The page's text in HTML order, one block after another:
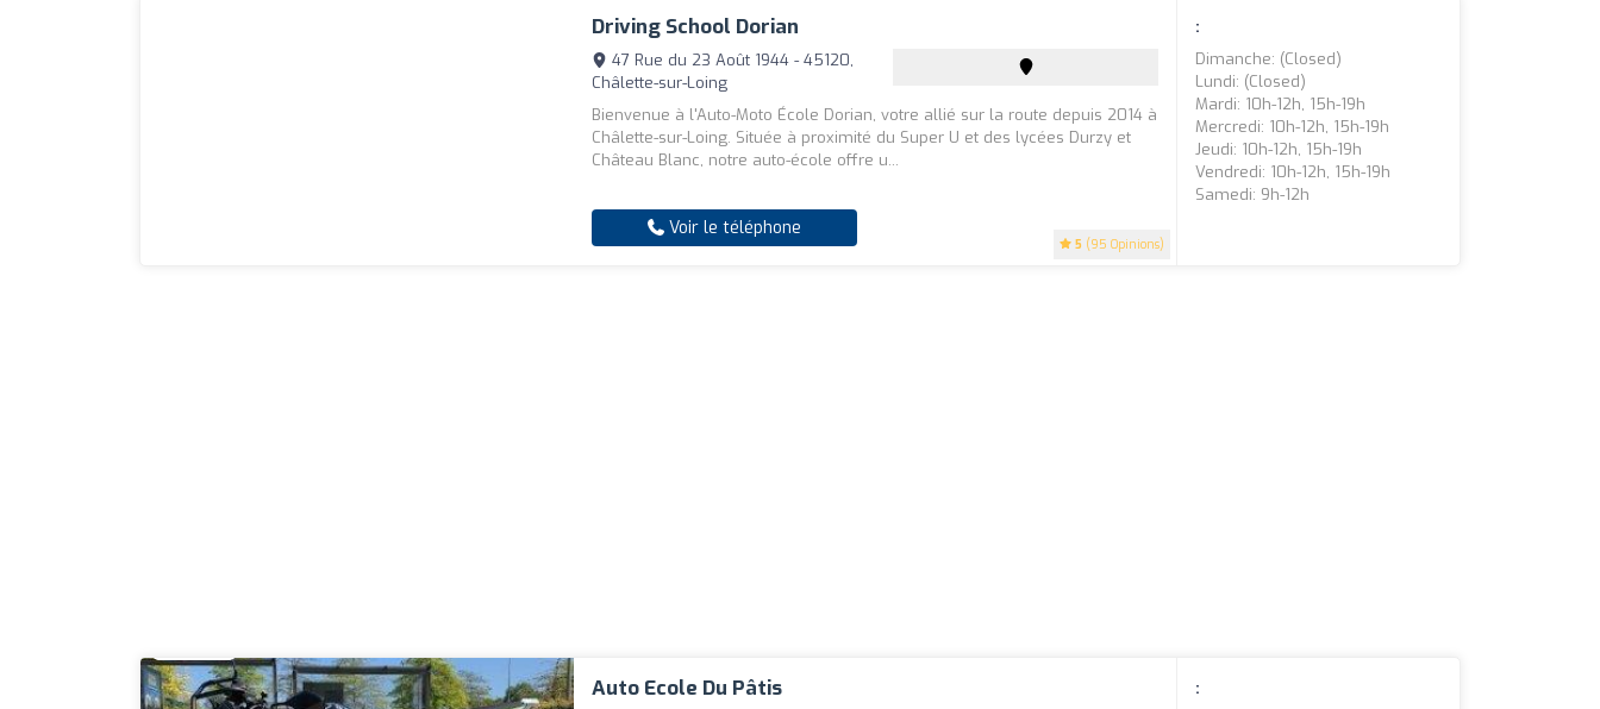
Driving School Dorian
5 (95 Opinions)
47 Rue du 23 Août 1944 - 45120,
Châlette-sur-Loing
Bienvenue à l'Auto-Moto École Dorian, votre allié sur la route depuis 2014 à
Châlette-sur-Loing. Située à proximité du Super U et des lycées Durzy et
Château Blanc, notre auto-école offre u...
Voir le téléphone
:
Dimanche: (closed)
Lundi: (closed)
Mardi: 10h-12h, 15h-19h
Mercredi: 10h-12h, 15h-19h
Jeudi: 10h-12h, 15h-19h
Vendredi: 10h-12h, 15h-19h
Samedi: 9h-12h
Auto Ecole Du Pâtis
: